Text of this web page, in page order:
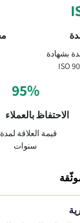
بشهادة
ISO
95%
الاحتفاظ بالعملاء
سنوات